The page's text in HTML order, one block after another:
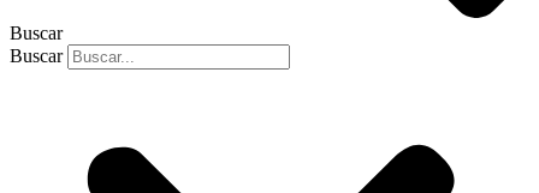
Buscar
Buscar